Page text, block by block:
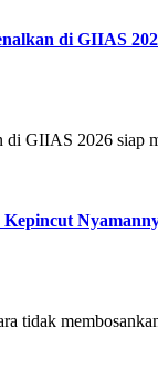
di GIIAS
GIIAS 2026 siap